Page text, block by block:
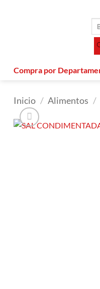
Compra por
Inicio / Alimentos /